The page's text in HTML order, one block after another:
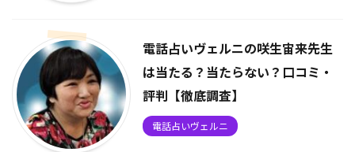
電話占いヴェルニの咲生宙来先生
は当たる？当たらない？口コミ・
評判【徹底調査】
電話占いヴェルニ